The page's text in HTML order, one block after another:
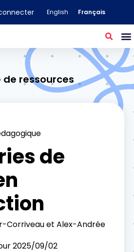
English Français
ressources
de
Corriveau et Alex-Andrée
2025/09/02